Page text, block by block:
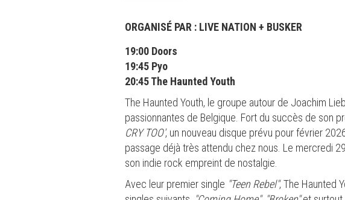
ORGANISÉ PAR : LIVE NATION + BUSKER
19:00 Doors
19:45 Pyo
20:45 The Haunted Youth
The Haunted Youth, le groupe autour de Joachim
passionnantes de Belgique. Fort du succès de son
CRY TOO', un nouveau disque prévu pour février
passage déjà très attendu chez nous. Le mercredi
son indie rock empreint de nostalgie.
Avec leur premier single "Teen Rebel", The Haunted